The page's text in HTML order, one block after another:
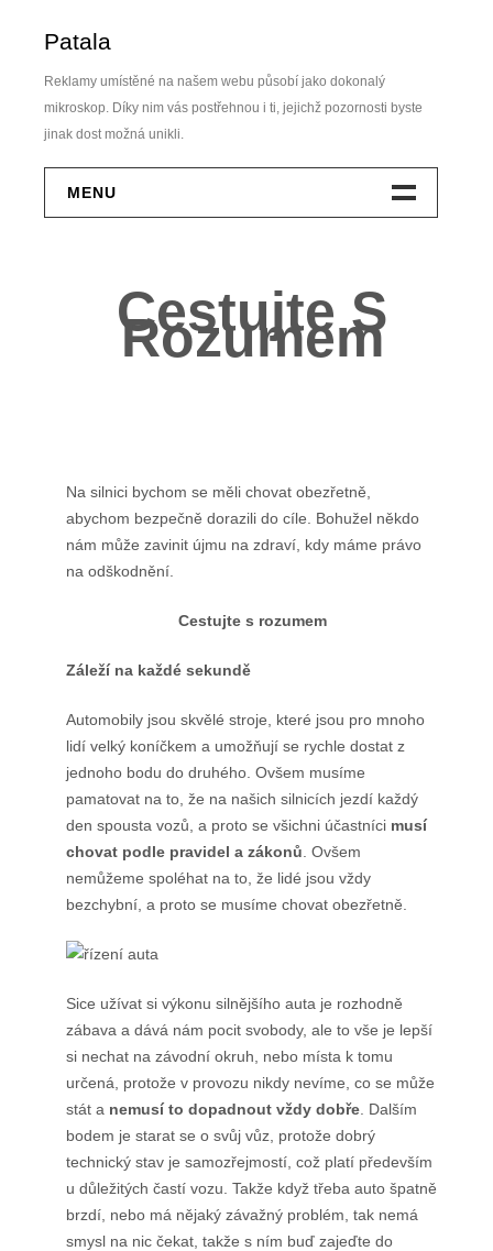
to
Patala
Reklamy umístěné na našem webu působí jako dokonalý
mikroskop. Díky nim vás postřehnou i ti, jejichž pozornosti byste
jinak dost možná unikli.
MENU
Elektro
Finance
Služby
Zvířata
Cestujte S
Rozumem
Na silnici bychom se měli chovat obezřetně,
abychom bezpečně dorazili do cíle. Bohužel někdo
nám může zavinit újmu na zdraví, kdy máme právo
na odškodnění.
Cestujte s rozumem
Záleží na každé sekundě
Automobily jsou skvělé stroje, které jsou pro mnoho
lidí velký koníčkem a umožňují se rychle dostat z
jednoho bodu do druhého. Ovšem musíme
pamatovat na to, že na našich silnicích jezdí každý
den spousta vozů, a proto se všichni účastníci musí
chovat podle pravidel a zákonů . Ovšem
nemůžeme spoléhat na to, že lidé jsou vždy
bezchybní, a proto se musíme chovat obezřetně.
Sice užívat si výkonu silnějšího auta je rozhodně
zábava a dává nám pocit svobody, ale to vše je lepší
si nechat na závodní okruh, nebo místa k tomu
určená, protože v provozu nikdy nevíme, co se může
stát a nemusí to dopadnout vždy dobře . Dalším
bodem je starat se o svůj vůz, protože dobrý
technický stav je samozřejmostí, což platí především
u důležitých častí vozu. Takže když třeba auto špatně
brzdí, nebo má nějaký závažný problém, tak nemá
smysl na nic čekat, takže s ním buď zajeďte do